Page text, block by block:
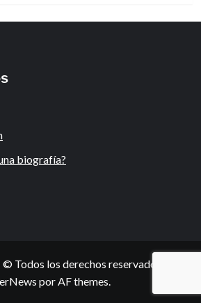
biografía?
Todos los derechos reservados.
por AF themes.